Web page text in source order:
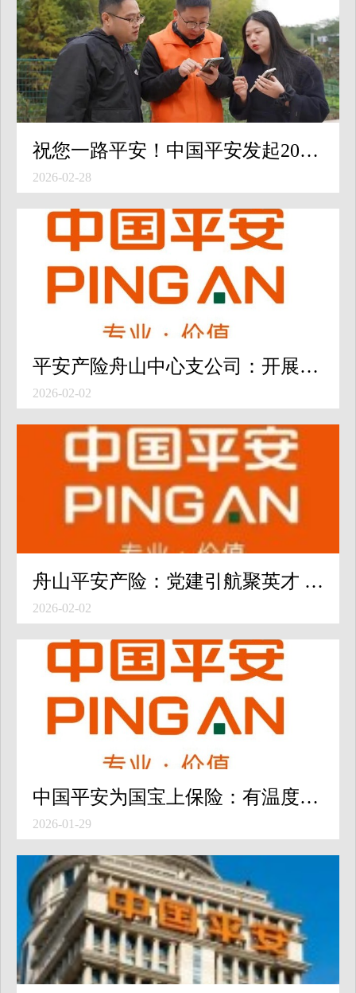
祝您一路平安！中国平安发起2026春节风险减量行动 数据研判、警企联动、一地一策
2026-02-28
平安产险舟山中心支公司：开展员工关怀文化月活动 以平安文化凝聚奋进力量
2026-02-02
舟山平安产险：党建引航聚英才 红心向党共奋进
2026-02-02
中国平安为国宝上保险：有温度的金融，如何守护国民情感？
2026-01-29